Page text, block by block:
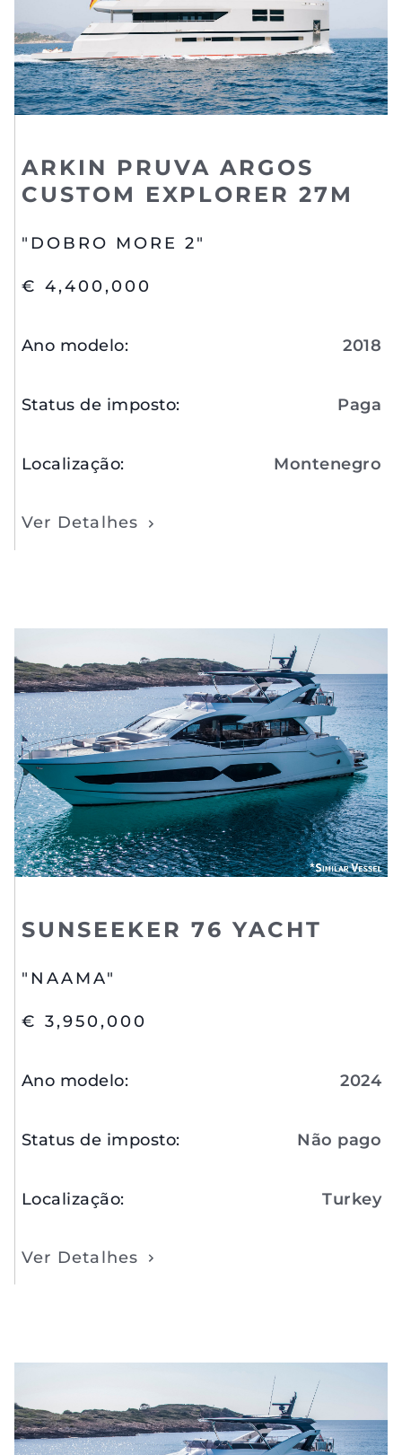
ARKIN PRUVA ARGOS
CUSTOM EXPLORER 27M
"DOBRO MORE 2"
€ 4,400,000
Ano modelo: 2018
Status de imposto: Paga
Localização: Montenegro
Ver Detalhes
SUNSEEKER 76 YACHT
"NAAMA"
€ 3,950,000
Ano modelo: 2024
Status de imposto: Não pago
Localização: Turkey
Ver Detalhes